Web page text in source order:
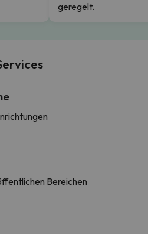
geregelt.
Bereichen